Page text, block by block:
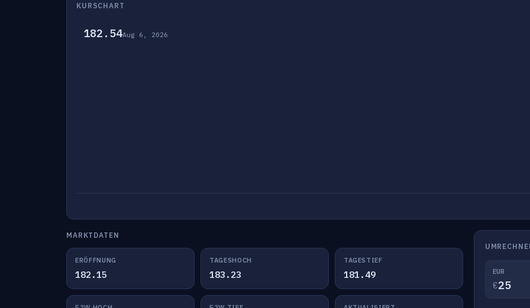
KURSCHART
182.54Aug 6, 2026
MARKTDATEN
ERÖFFNUNG
182.15
TAGESHOCH
183.23
TAGESTIEF
181.49 EUR
€